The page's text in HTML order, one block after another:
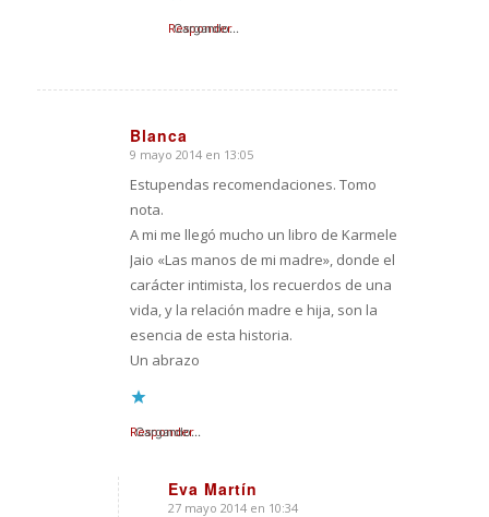
Cargando...
Responder
Blanca
Dice:
9 mayo 2014 en 13:05
Estupendas recomendaciones. Tomo
nota.
A mi me llegó mucho un libro de Karmele
Jaio «Las manos de mi madre», donde el
carácter intimista, los recuerdos de una
vida, y la relación madre e hija, son la
esencia de esta historia.
Un abrazo
Cargando...
Responder
Eva Martín
27 mayo 2014 en 10:34